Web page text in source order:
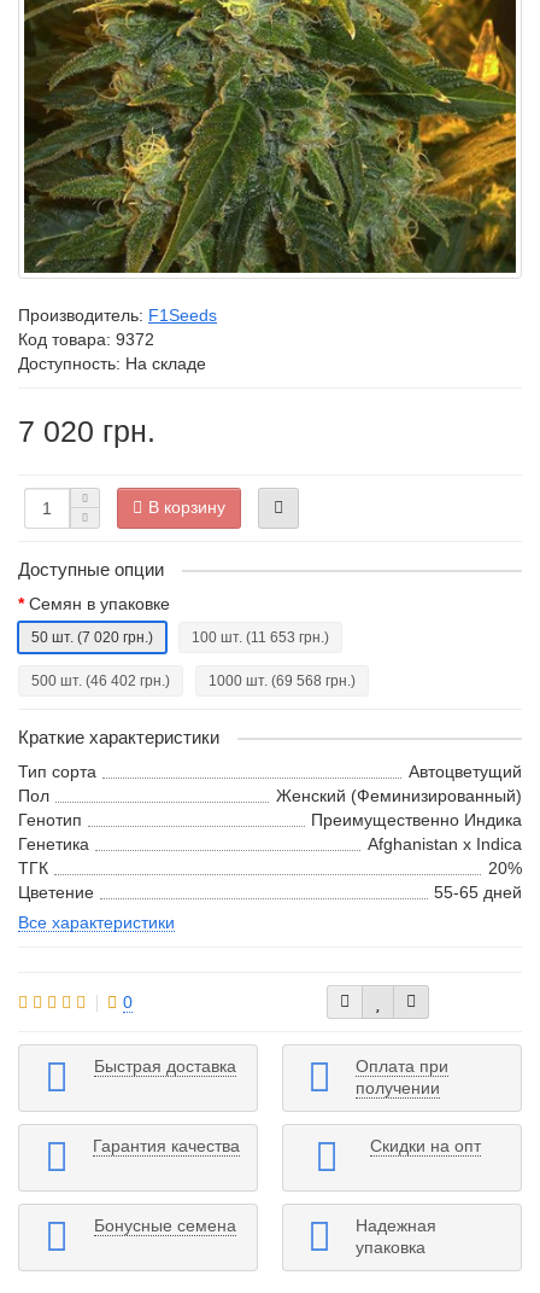
Производитель: F1Seeds
Код товара: 9372
Доступность: На складе
7 020 грн.
В корзину
Доступные опции
Семян в упаковке
50 шт. (7 020 грн.) 100 шт. (11 653 грн.)
500 шт. (46 402 грн.) 1000 шт. (69 568 грн.)
Краткие характеристики
Тип сорта
Автоцветущий
Пол
Женский (Феминизированный)
Генотип
Преимущественно Индика
Генетика
Afghanistan х Indica
ТГК
20%
Цветение
55-65 дней
Все характеристики
0
Быстрая доставка
Оплата при
получении
Гарантия качества Скидки на опт
Бонусные семена
Надежная
упаковка